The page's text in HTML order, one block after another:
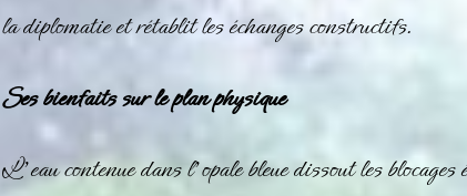
la diplomatie et rétablit les échanges constructifs.
Ses bienfaits sur le plan physique
L’eau contenue dans l’opale bleue dissout les